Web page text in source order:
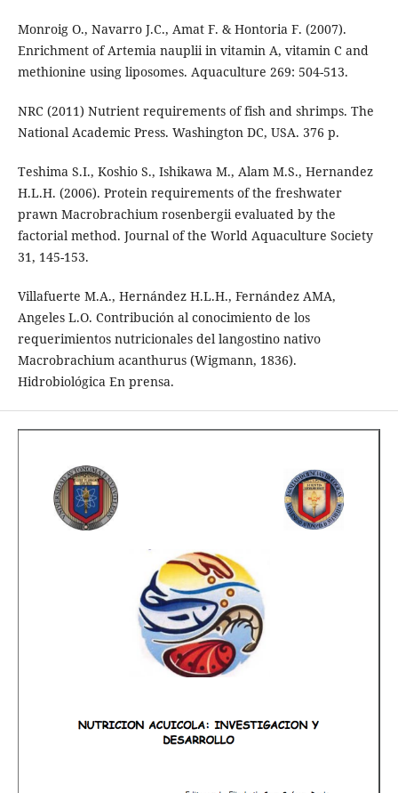
Monroig O., Navarro J.C., Amat F. & Hontoria F. (2007).
Enrichment of Artemia nauplii in vitamin A, vitamin C and
methionine using liposomes. Aquaculture 269: 504-513.
NRC (2011) Nutrient requirements of fish and shrimps. The
National Academic Press. Washington DC, USA. 376 p.
Teshima S.I., Koshio S., Ishikawa M., Alam M.S., Hernandez
H.L.H. (2006). Protein requirements of the freshwater
prawn Macrobrachium rosenbergii evaluated by the
factorial method. Journal of the World Aquaculture Society
31, 145-153.
Villafuerte M.A., Hernández H.L.H., Fernández AMA,
Angeles L.O. Contribución al conocimiento de los
requerimientos nutricionales del langostino nativo
Macrobrachium acanthurus (Wigmann, 1836).
Hidrobiológica En prensa.